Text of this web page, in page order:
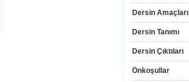
Dersin Amaçları
Dersin Tanımı
Dersin Çıktıları
Önkoşullar